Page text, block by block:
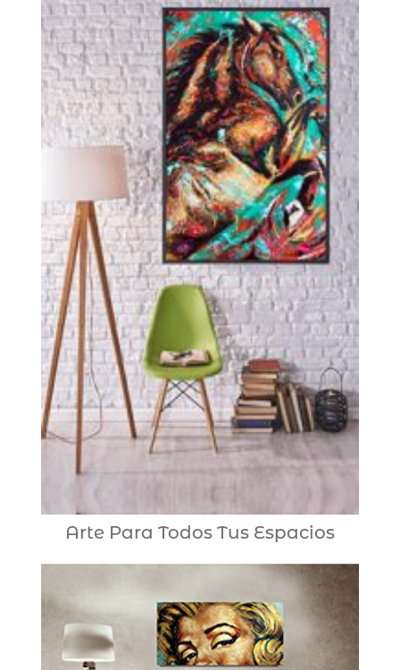
Arte Para Todos Tus Espacios